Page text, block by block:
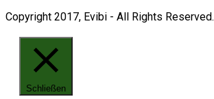
Copyright 2017, Evibi - All Rights Reserved.
Schließen